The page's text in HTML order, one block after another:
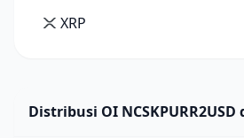
XRP
Distribusi OI NCSKPURR2USD